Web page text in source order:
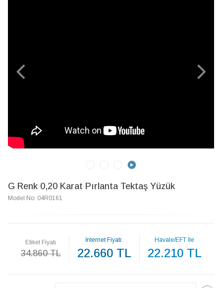
G Renk 0,20 Karat Pırlanta Tektaş Yüzük
Model No: 04R0161
Etiket Fiyatı
34.860 TL
İnternet Fiyatı:
22.660 TL
Havale/EFT İle
22.210 TL